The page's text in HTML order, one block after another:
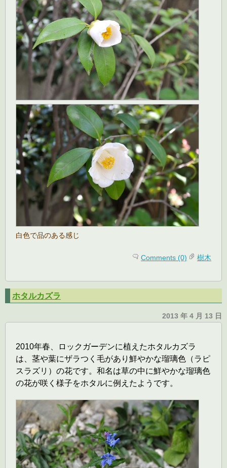
白色で品のある感じ
Comments (0) 樹木
ホタルカズラ
2013 年 4 月 13 日
2010年春、ロックガーデンに植えたホタルカズラ
は、茎や葉にザラつく毛があり鮮やかな瑠璃色（ラピ
スラズリ）の花です。和名は草の中に鮮やかな瑠璃色
の花が咲く様子をホタルに例えたようです。